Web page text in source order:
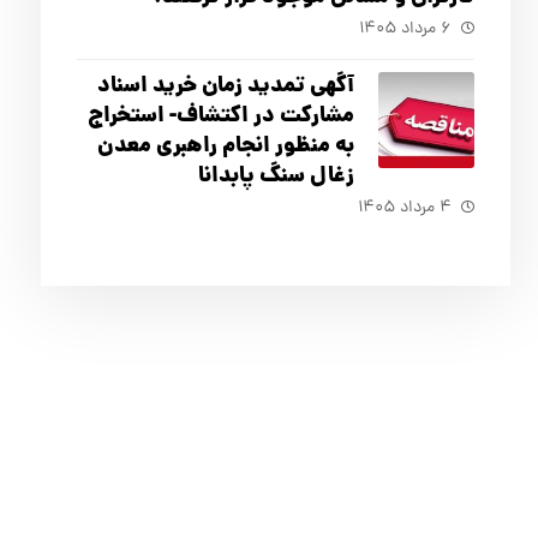
۶ مرداد ۱۴۰۵
آگهي تمدید زمان خرید اسناد
مشارکت در اکتشاف- استخراج
به منظور انجام راهبری معدن
زغال سنگ پابدانا
۴ مرداد ۱۴۰۵